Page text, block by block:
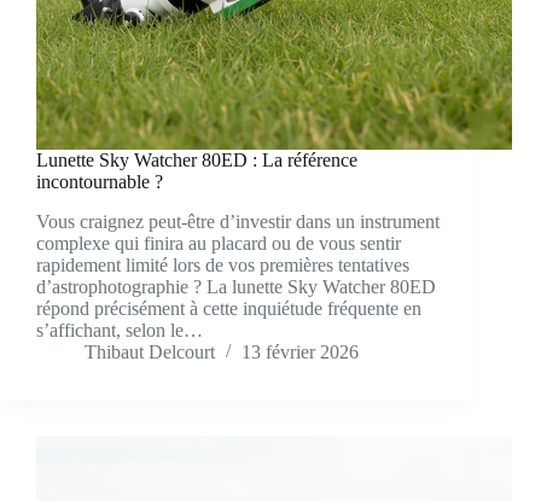
Lunette Sky Watcher 80ED : La référence
incontournable ?
Vous craignez peut-être d’investir dans un instrument
complexe qui finira au placard ou de vous sentir
rapidement limité lors de vos premières tentatives
d’astrophotographie ? La lunette Sky Watcher 80ED
répond précisément à cette inquiétude fréquente en
s’affichant, selon le…
Thibaut Delcourt
13 février 2026